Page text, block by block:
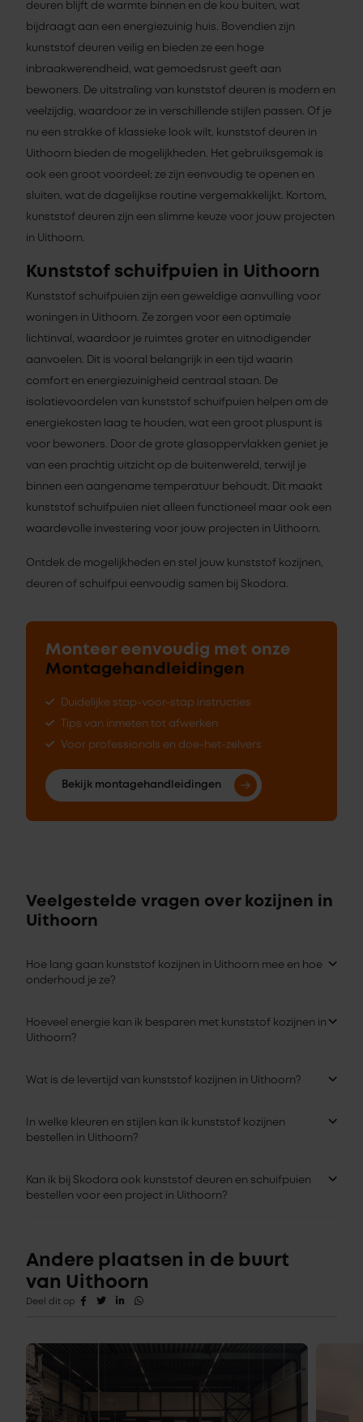
deuren blijft de warmte binnen en de kou buiten, wat
bijdraagt aan een energiezuinig huis. Bovendien zijn
kunststof deuren veilig en bieden ze een hoge
inbraakwerendheid, wat gemoedsrust geeft aan
bewoners. De uitstraling van kunststof deuren is modern en
veelzijdig, waardoor ze in verschillende stijlen passen. Of je
nu een strakke of klassieke look wilt, kunststof deuren in
Uithoorn bieden de mogelijkheden. Het gebruiksgemak is
ook een groot voordeel; ze zijn eenvoudig te openen en
sluiten, wat de dagelijkse routine vergemakkelijkt. Kortom,
kunststof deuren zijn een slimme keuze voor jouw projecten
in Uithoorn.
Kunststof schuifpuien in Uithoorn
Kunststof schuifpuien zijn een geweldige aanvulling voor
woningen in Uithoorn. Ze zorgen voor een optimale
lichtinval, waardoor je ruimtes groter en uitnodigender
aanvoelen. Dit is vooral belangrijk in een tijd waarin
comfort en energiezuinigheid centraal staan. De
isolatievoordelen van kunststof schuifpuien helpen om de
energiekosten laag te houden, wat een groot pluspunt is
voor bewoners. Door de grote glasoppervlakken geniet je
van een prachtig uitzicht op de buitenwereld, terwijl je
binnen een aangename temperatuur behoudt. Dit maakt
kunststof schuifpuien niet alleen functioneel maar ook een
waardevolle investering voor jouw projecten in Uithoorn.
Ontdek de mogelijkheden en stel jouw kunststof kozijnen,
deuren of schuifpui eenvoudig samen bij Skodora.
Monteer eenvoudig met onze
Montagehandleidingen
Duidelijke stap-voor-stap instructies
Tips van inmeten tot afwerken
Voor professionals en doe-het-zelvers
Bekijk montagehandleidingen
Veelgestelde vragen over kozijnen in
Uithoorn
Hoe lang gaan kunststof kozijnen in Uithoorn mee en hoe
onderhoud je ze?
Hoeveel energie kan ik besparen met kunststof kozijnen in
Uithoorn?
Wat is de levertijd van kunststof kozijnen in Uithoorn?
In welke kleuren en stijlen kan ik kunststof kozijnen
bestellen in Uithoorn?
Kan ik bij Skodora ook kunststof deuren en schuifpuien
bestellen voor een project in Uithoorn?
Andere plaatsen in de buurt
van Uithoorn
Deel dit op